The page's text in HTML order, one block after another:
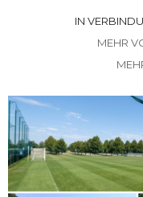
IN
MEHR